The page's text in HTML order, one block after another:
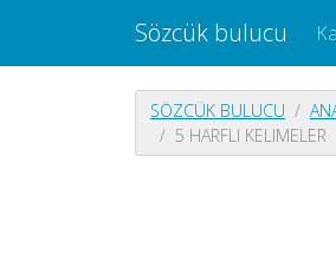
Sözcük bulucu
SÖZCÜK BULUCU
5 HARFLI KELIMELER